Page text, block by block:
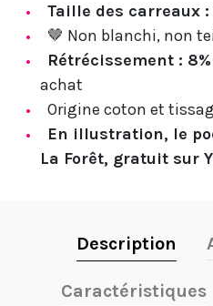
Taille des carreaux
🤎 Non blanchi, non
Rétrécissement : 8%
achat
Origine coton et
En illustration, le
La Forêt, gratuit sur
Description
Caractéristiques